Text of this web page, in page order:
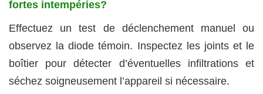
fortes intempéries?
Effectuez un test de déclenchement manuel ou
observez la diode témoin. Inspectez les joints et le
boîtier pour détecter d’éventuelles infiltrations et
séchez soigneusement l’appareil si nécessaire.